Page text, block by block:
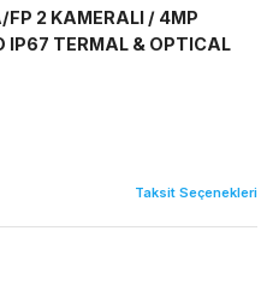
2 KAMERALI / 4MP
IP67 TERMAL & OPTICAL
Taksit Seçenekleri